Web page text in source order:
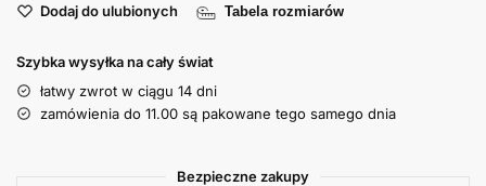
Dodaj do ulubionych Tabela rozmiarów
Szybka wysyłka na cały świat
łatwy zwrot w ciągu 14 dni
zamówienia do 11.00 są pakowane tego samego dnia
Bezpieczne zakupy